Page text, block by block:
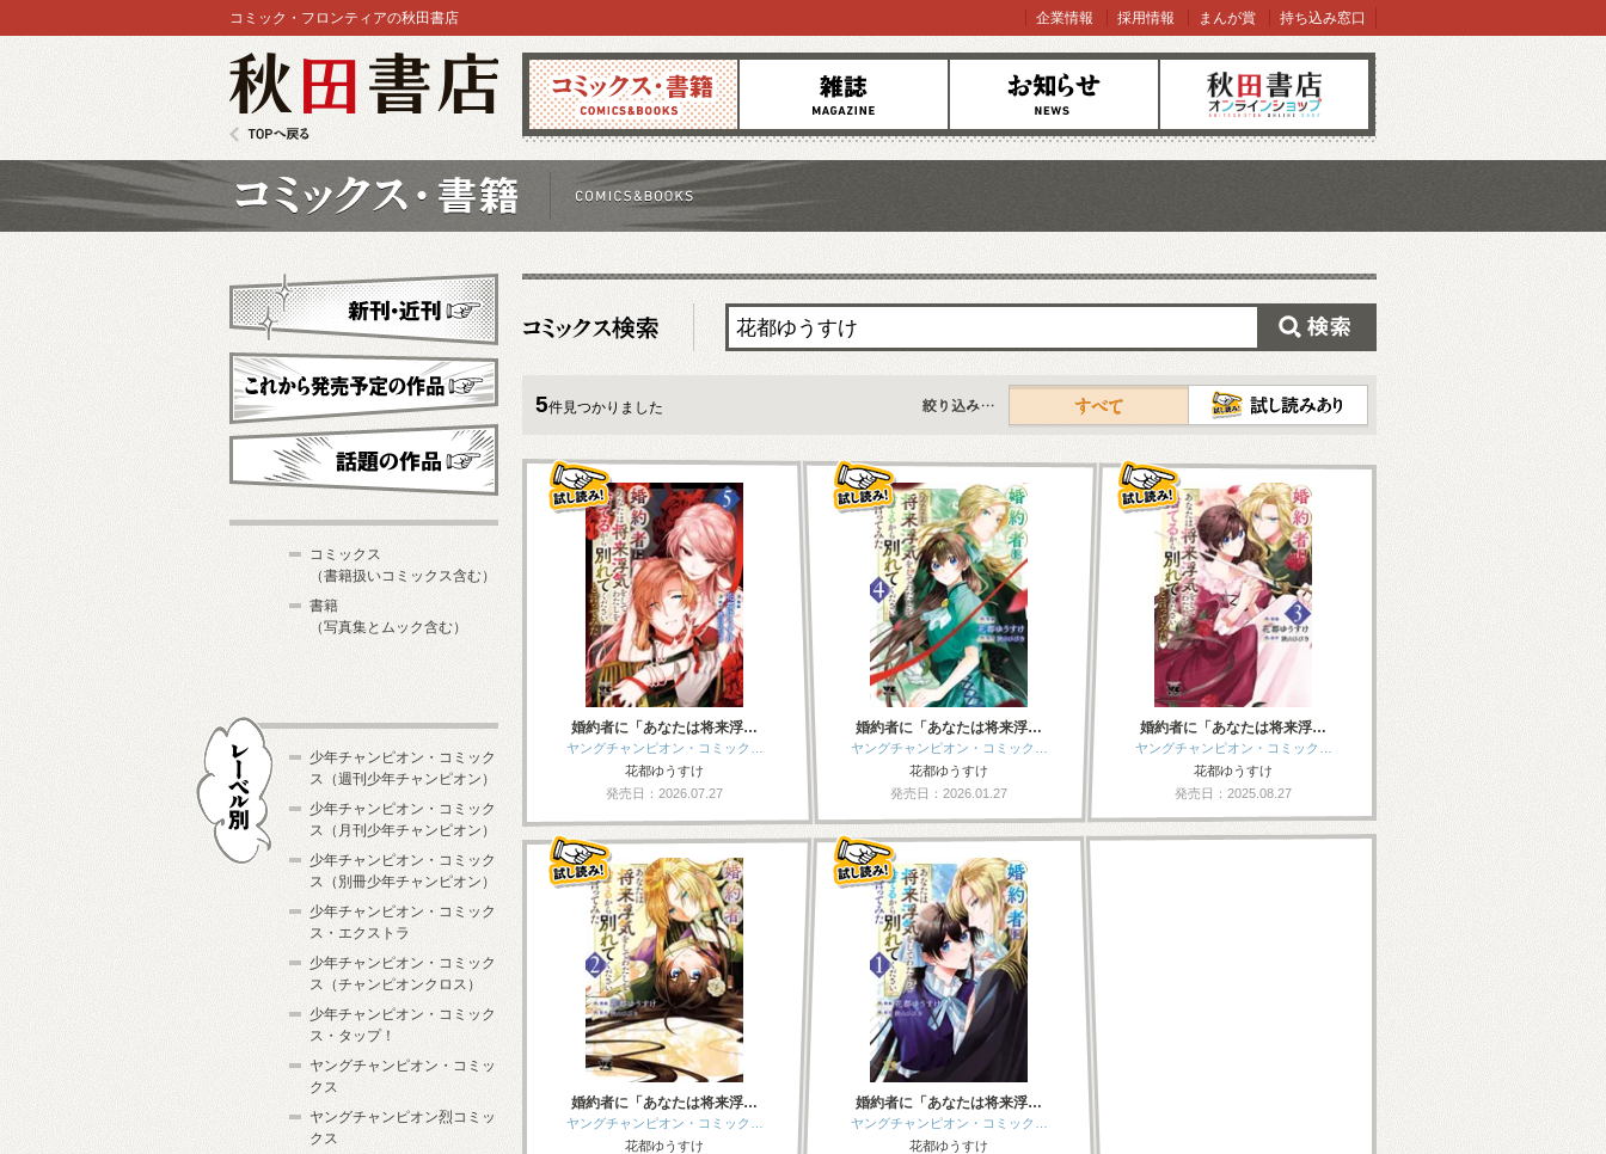
コミックス 雑誌 お知らせ オンラインショップ
コミック・フロンティアの秋田書店 企業情報 採用情報 まんが賞 持ち込み窓口
5件見つかりました
すべて
婚約者に「あなたは将来浮…
ヤングチャンピオン・コミック…
花都ゆうすけ
発売日：2026.07.27
婚約者に「あなたは将来浮…
ヤングチャンピオン・コミック…
花都ゆうすけ
発売日：2026.01.27
婚約者に「あなたは将来浮…
ヤングチャンピオン・コミック…
花都ゆうすけ
発売日：2025.08.27
婚約者に「あなたは将来浮…
ヤングチャンピオン・コミック…
花都ゆうすけ
婚約者に「あなたは将来浮…
ヤングチャンピオン・コミック…
花都ゆうすけ
新刊・近刊
これから発売予定
コミックス
（書籍扱いコミックス含む）
書籍
（写真集とムック含む）
少年チャンピオン・コミック
ス（週刊少年チャンピオン）
少年チャンピオン・コミック
ス（月刊少年チャンピオン）
少年チャンピオン・コミック
ス（別冊少年チャンピオン）
少年チャンピオン・コミック
ス・エクストラ
少年チャンピオン・コミック
ス（チャンピオンクロス）
少年チャンピオン・コミック
ス・タップ！
ヤングチャンピオン・コミッ
クス
ヤングチャンピオン烈コミッ
クス